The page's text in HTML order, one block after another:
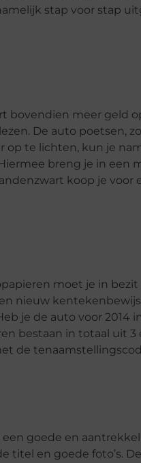
stap voor stap
meer geld
De auto poetsen,
te lichten, kun je
breng je in een
koop je voor
moet je in
nieuw
je de auto voor 2014
bestaan in totaal uit 3
de
goede en
titel en goede foto’s.